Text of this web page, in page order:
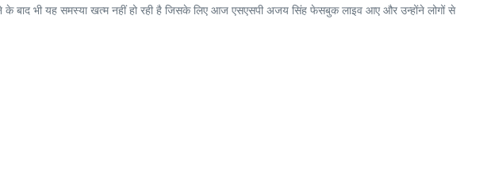
के बाद भी यह समस्या खत्म नहीं हो रही है जिसके लिए आज एसएसपी अजय सिंह फेसबुक लाइव आए और उन्होंने लोगों से